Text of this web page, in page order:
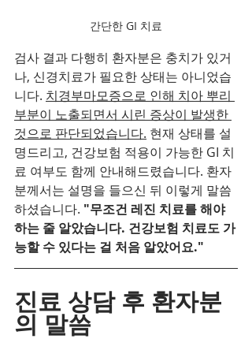
간단한 GI 치료
검사 결과 다행히 환자분은 충치가 있거
나, 신경치료가 필요한 상태는 아니었습
니다. 치경부마모증으로 인해 치아 뿌리
부분이 노출되면서 시린 증상이 발생한
것으로 판단되었습니다. 현재 상태를 설
명드리고, 건강보험 적용이 가능한 GI 치
료 여부도 함께 안내해드렸습니다. 환자
분께서는 설명을 들으신 뒤 이렇게 말씀
하셨습니다. "무조건 레진 치료를 해야
하는 줄 알았습니다. 건강보험 치료도 가
능할 수 있다는 걸 처음 알았어요."
진료 상담 후 환자분
의 말씀